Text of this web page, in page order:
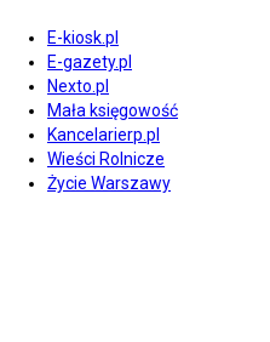
E-kiosk.pl
E-gazety.pl
Nexto.pl
Mała księgowość
Kancelarierp.pl
Wieści Rolnicze
Życie Warszawy